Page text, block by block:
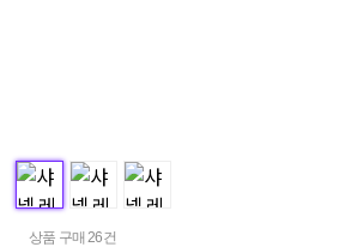
상품 구매 26건